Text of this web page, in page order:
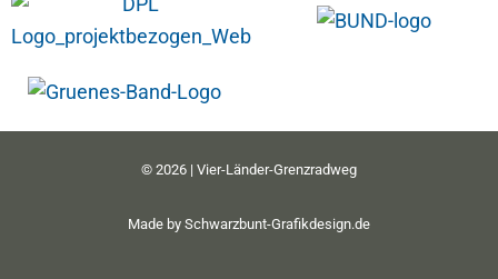
© 2026 | Vier-Länder-Grenzradweg
Made by Schwarzbunt-Grafikdesign.de